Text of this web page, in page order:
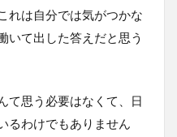
れは自分では気がつかな
いて出した答えだと思う
て思う必要はなくて、日
るわけでもありません